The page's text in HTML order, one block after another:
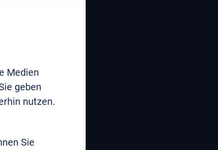
Medien
geben
nutzen.
Sie